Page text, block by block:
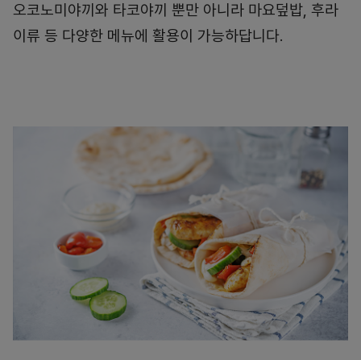
오코노미야끼와 타코야끼 뿐만 아니라 마요덮밥, 후라
이류 등 다양한 메뉴에 활용이 가능하답니다.